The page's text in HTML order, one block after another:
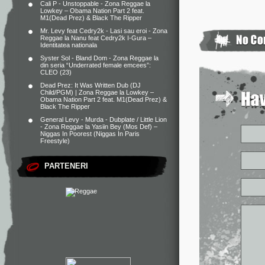
Cali P - Unstoppable - Zona Reggae la
Lowkey – Obama Nation Part 2 feat.
M1(Dead Prez) & Black The Ripper
Mr. Levy feat Cedry2k - Lasi sau eroi - Zona
Reggae la Nanu feat Cedry2k I-Gura –
Identitatea nationala
Syster Sol - Bland Dom - Zona Reggae la
din seria “Underrated female emcees”:
CLEO (23)
Dead Prez: It Was Written Dub (DJ
Child/PGM) | Zona Reggae la Lowkey –
Obama Nation Part 2 feat. M1(Dead Prez) &
Black The Ripper
General Levy - Murda - Dubplate / Little Lion
- Zona Reggae la Yasiin Bey (Mos Def) –
Niggas In Poorest (Niggas In Paris
Freestyle)
PARTENERI